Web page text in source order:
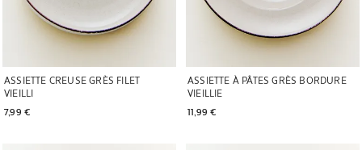
ASSIETTE CREUSE GRÈS FILET
VIEILLI
7,99 €
ASSIETTE À PÂTES GRÈS BORDURE
VIEILLIE
11,99 €